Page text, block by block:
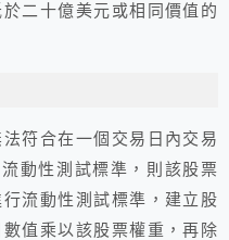
二十億美元或相同價值的
符合在一個交易日內交易
動性測試標準，則該股票
流動性測試標準，建立股
值乘以該股票權重，再除